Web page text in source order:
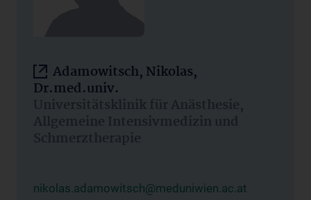
Adamowitsch, Nikolas,
Dr.med.univ.
Universitätsklinik für Anästhesie,
Allgemeine Intensivmedizin und
Schmerztherapie
nikolas.adamowitsch@meduniwien.ac.at